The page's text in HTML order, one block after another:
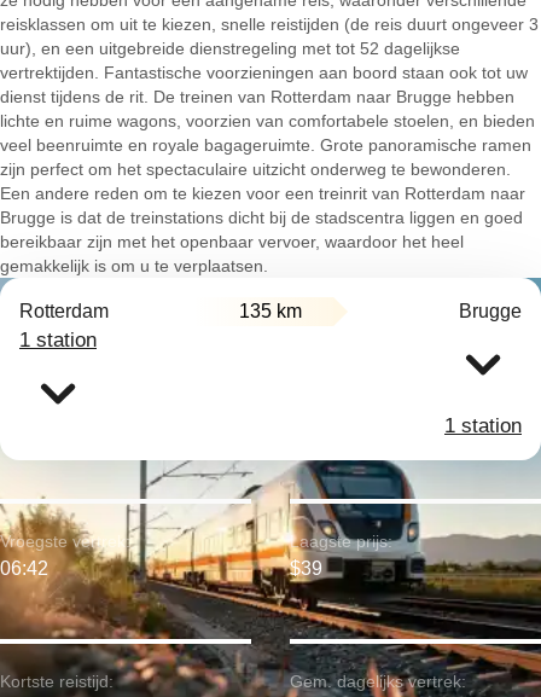
reisklassen om uit te kiezen, snelle reistijden (de reis duurt ongeveer 3
uur), en een uitgebreide dienstregeling met tot 52 dagelijkse
vertrektijden. Fantastische voorzieningen aan boord staan ook tot uw
dienst tijdens de rit. De treinen van Rotterdam naar Brugge hebben
lichte en ruime wagons, voorzien van comfortabele stoelen, en bieden
veel beenruimte en royale bagageruimte. Grote panoramische ramen
zijn perfect om het spectaculaire uitzicht onderweg te bewonderen.
Een andere reden om te kiezen voor een treinrit van Rotterdam naar
Brugge is dat de treinstations dicht bij de stadscentra liggen en goed
bereikbaar zijn met het openbaar vervoer, waardoor het heel
gemakkelijk is om u te verplaatsen.
Rotterdam 135 km Brugge
1 station
1 station
Kortste reistijd:
Vroegste vertrek:
06:42
Laagste prijs:
$39
Gem. dagelijks vertrek: